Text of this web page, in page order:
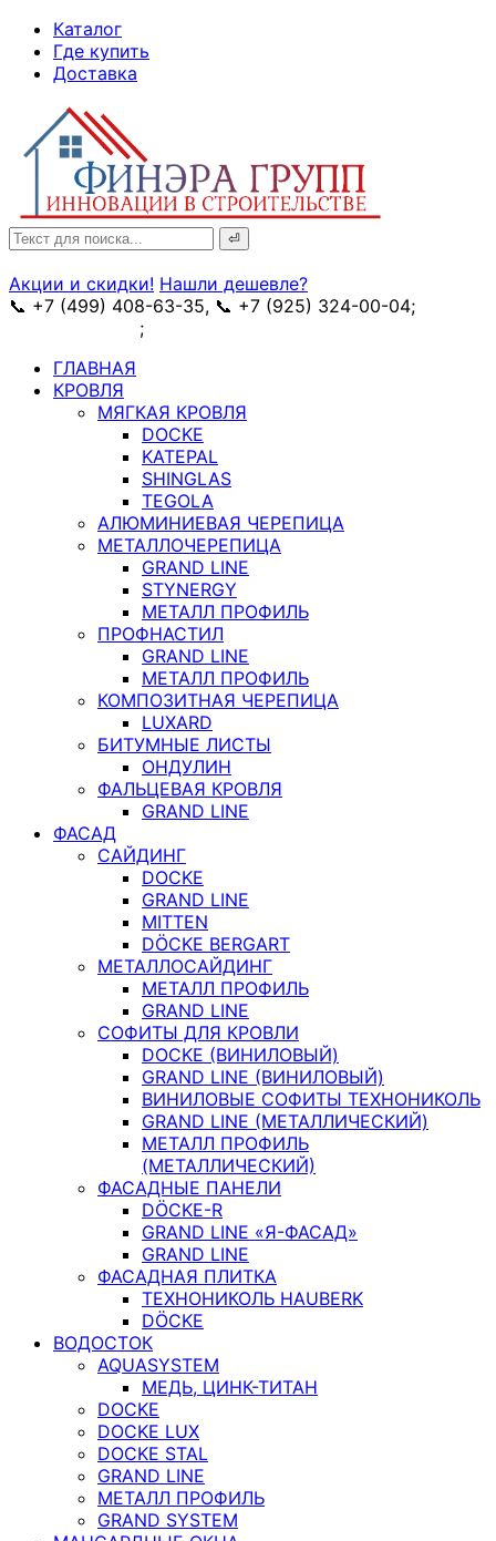
Skip
Content
Каталог
Где купить
Доставка
Search
for:
Акции и скидки! Нашли дешевле?
📞 +7 (499) 408-63-35, 📞 +7 (925) 324-00-04;
;
ГЛАВНАЯ
КРОВЛЯ
МЯГКАЯ КРОВЛЯ
DOCKE
KATEPAL
SHINGLAS
TEGOLA
АЛЮМИНИЕВАЯ ЧЕРЕПИЦА
МЕТАЛЛОЧЕРЕПИЦА
GRAND LINE
STYNERGY
МЕТАЛЛ ПРОФИЛЬ
ПРОФНАСТИЛ
GRAND LINE
МЕТАЛЛ ПРОФИЛЬ
КОМПОЗИТНАЯ ЧЕРЕПИЦА
LUXARD
БИТУМНЫЕ ЛИСТЫ
ОНДУЛИН
ФАЛЬЦЕВАЯ КРОВЛЯ
GRAND LINE
ФАСАД
САЙДИНГ
DOCKE
GRAND LINE
MITTEN
DÖCKE BERGART
МЕТАЛЛОСАЙДИНГ
МЕТАЛЛ ПРОФИЛЬ
GRAND LINE
СОФИТЫ ДЛЯ КРОВЛИ
DOCKE (ВИНИЛОВЫЙ)
GRAND LINE (ВИНИЛОВЫЙ)
ВИНИЛОВЫЕ СОФИТЫ ТЕХНОНИКОЛЬ
GRAND LINE (МЕТАЛЛИЧЕСКИЙ)
МЕТАЛЛ ПРОФИЛЬ
(МЕТАЛЛИЧЕСКИЙ)
ФАСАДНЫЕ ПАНЕЛИ
DÖCKE-R
GRAND LINE «Я-ФАСАД»
GRAND LINE
ФАСАДНАЯ ПЛИТКА
ТЕХНОНИКОЛЬ HAUBERK
DÖCKE
ВОДОСТОК
AQUASYSTEM
МЕДЬ, ЦИНК-ТИТАН
DOCKE
DOCKE LUX
DOCKE STAL
GRAND LINE
МЕТАЛЛ ПРОФИЛЬ
GRAND SYSTEM